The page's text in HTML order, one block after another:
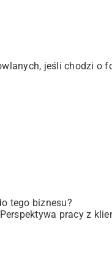
jeśli chodzi o
tego biznesu?
pracy z